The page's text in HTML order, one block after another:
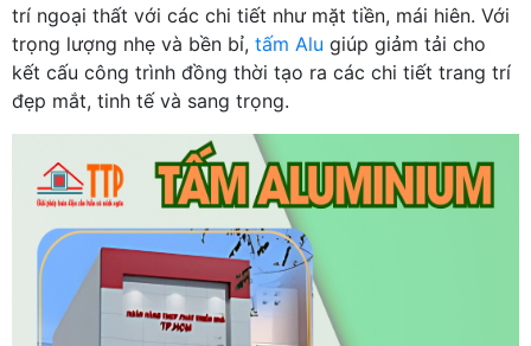
trí ngoại thất với các chi tiết như mặt tiền, mái hiên. Với
trọng lượng nhẹ và bền bỉ, tấm Alu giúp giảm tải cho
kết cấu công trình đồng thời tạo ra các chi tiết trang trí
đẹp mắt, tinh tế và sang trọng.